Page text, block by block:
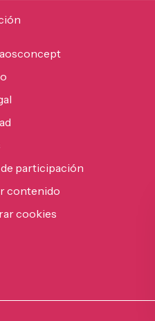
participación
contenido
cookies